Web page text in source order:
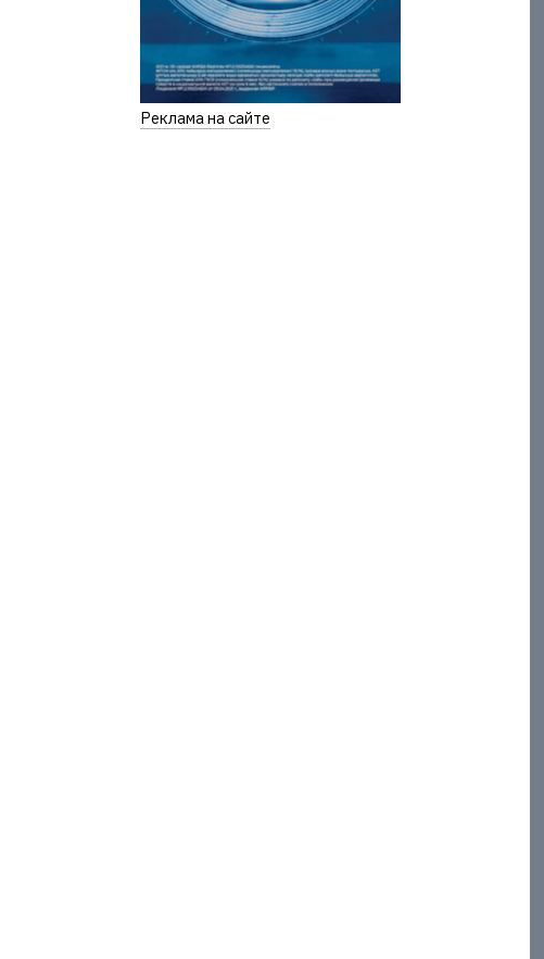
Реклама на сайте